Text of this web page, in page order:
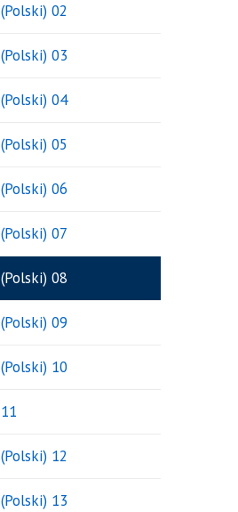
(Polski) 02
(Polski) 03
(Polski) 04
(Polski) 05
(Polski) 06
(Polski) 07
(Polski) 08
(Polski) 09
(Polski) 10
11
(Polski) 12
(Polski) 13